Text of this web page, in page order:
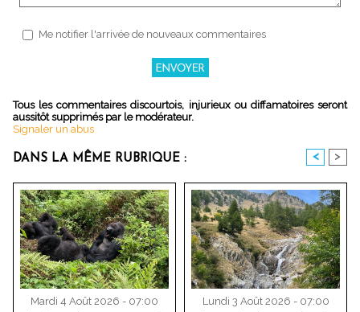
Me notifier l'arrivée de nouveaux commentaires
Tous les commentaires discourtois, injurieux ou diffamatoires seront
aussitôt supprimés par le modérateur.
Signaler un abus
DANS LA MÊME RUBRIQUE : < >
Mardi 4 Août 2026 - 07:00
Lundi 3 Août 2026 - 07:00